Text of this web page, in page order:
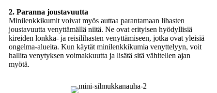
2. Paranna joustavuutta
Minilenkkikumit voivat myös auttaa parantamaan lihasten
joustavuutta venyttämällä niitä. Ne ovat erityisen hyödyllisiä
kireiden lonkka- ja reisilihasten venyttämiseen, jotka ovat yleisiä
ongelma-alueita. Kun käytät minilenkkikumia venyttelyyn, voit
hallita venytyksen voimakkuutta ja lisätä sitä vähitellen ajan
myötä.